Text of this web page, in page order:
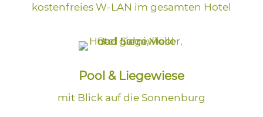
kostenfreies W-LAN im gesamten Hotel
Pool & Liegewiese
mit Blick auf die Sonnenburg